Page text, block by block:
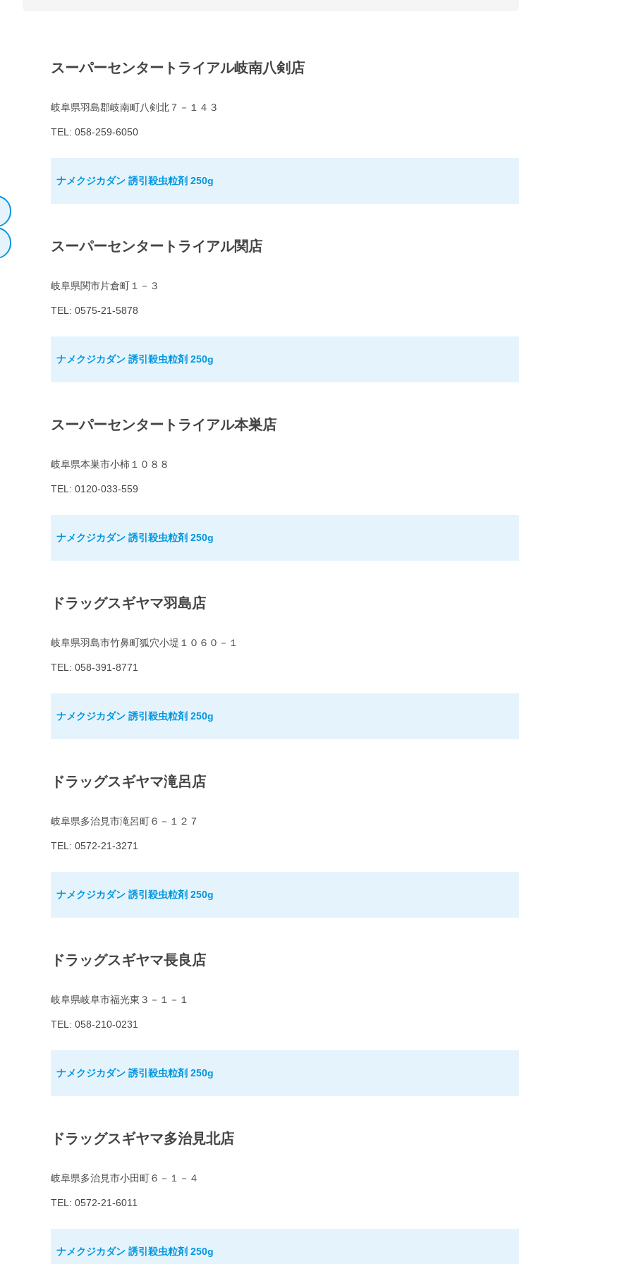
スーパーセンタートライアル岐南八剣店
岐阜県羽島郡岐南町八剣北７－１４３
TEL: 058-259-6050
ナメクジカダン 誘引殺虫粒剤 250g
スーパーセンタートライアル関店
岐阜県関市片倉町１－３
TEL: 0575-21-5878
ナメクジカダン 誘引殺虫粒剤 250g
スーパーセンタートライアル本巣店
岐阜県本巣市小柿１０８８
TEL: 0120-033-559
ナメクジカダン 誘引殺虫粒剤 250g
ドラッグスギヤマ羽島店
岐阜県羽島市竹鼻町狐穴小堤１０６０－１
TEL: 058-391-8771
ナメクジカダン 誘引殺虫粒剤 250g
ドラッグスギヤマ滝呂店
岐阜県多治見市滝呂町６－１２７
TEL: 0572-21-3271
ナメクジカダン 誘引殺虫粒剤 250g
ドラッグスギヤマ長良店
岐阜県岐阜市福光東３－１－１
TEL: 058-210-0231
ナメクジカダン 誘引殺虫粒剤 250g
ドラッグスギヤマ多治見北店
岐阜県多治見市小田町６－１－４
TEL: 0572-21-6011
ナメクジカダン 誘引殺虫粒剤 250g